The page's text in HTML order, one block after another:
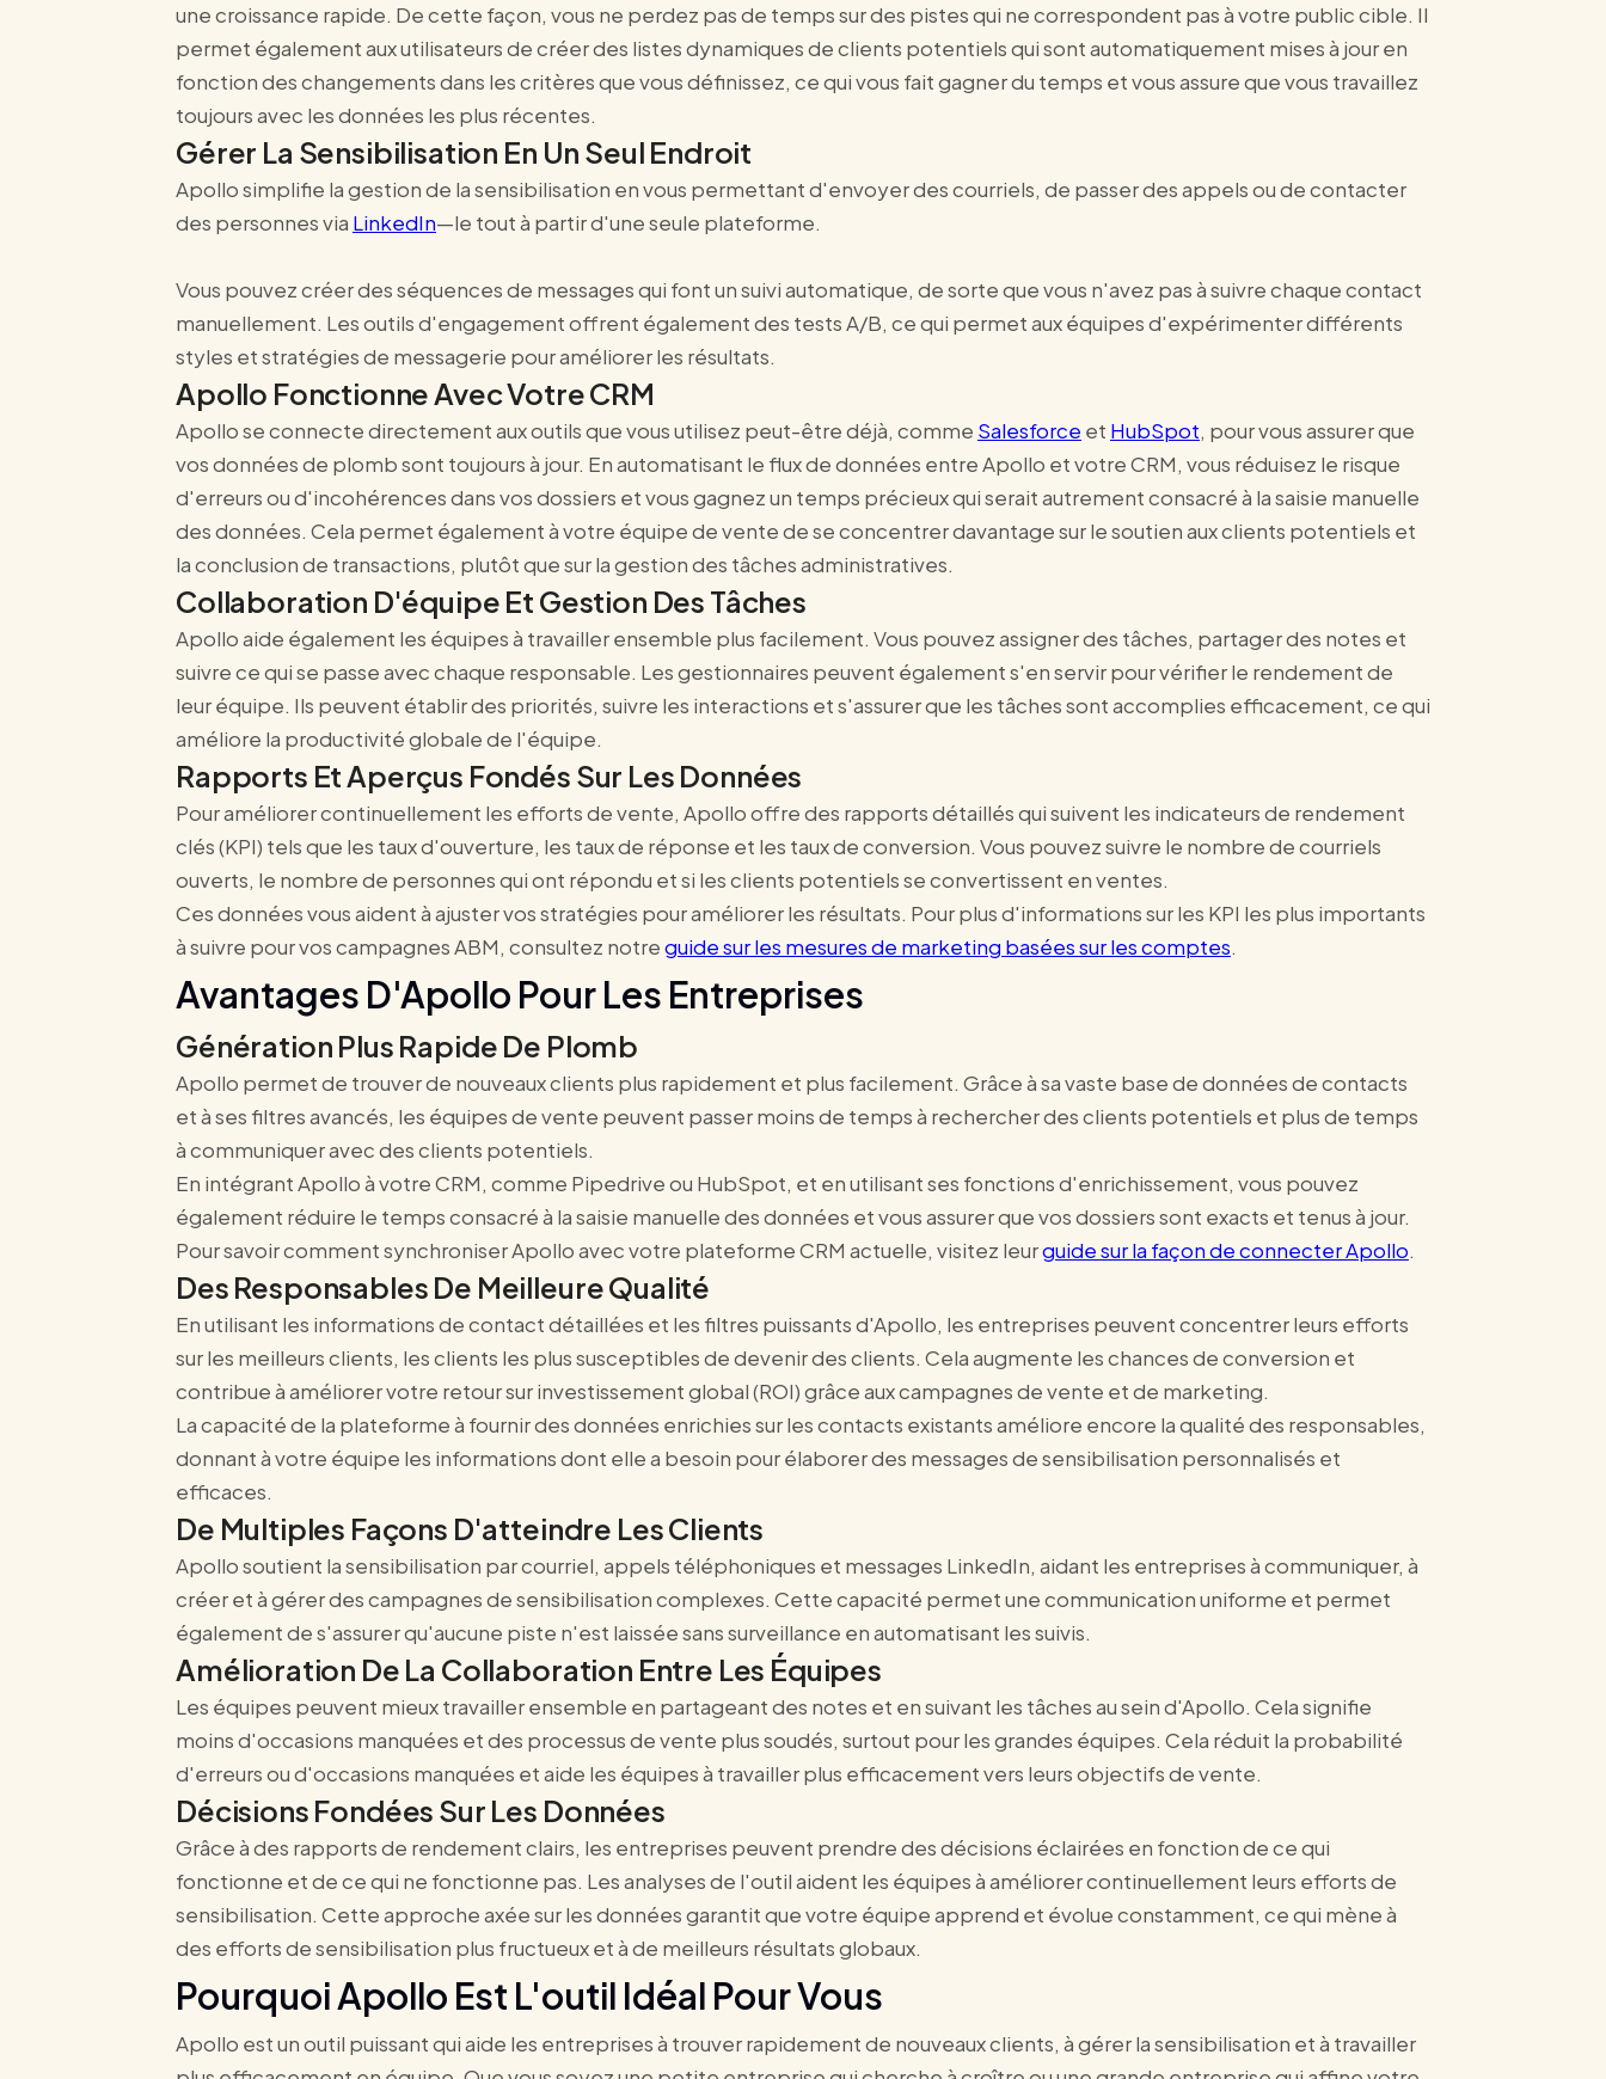
une croissance rapide. De cette façon, vous ne perdez pas de temps sur des pistes qui ne correspondent pas à votre public cible. Il
permet également aux utilisateurs de créer des listes dynamiques de clients potentiels qui sont automatiquement mises à jour en
fonction des changements dans les critères que vous définissez, ce qui vous fait gagner du temps et vous assure que vous travaillez
toujours avec les données les plus récentes.
Gérer La Sensibilisation En Un Seul Endroit
Apollo simplifie la gestion de la sensibilisation en vous permettant d'envoyer des courriels, de passer des appels ou de contacter
des personnes via LinkedIn—le tout à partir d'une seule plateforme.
Vous pouvez créer des séquences de messages qui font un suivi automatique, de sorte que vous n'avez pas à suivre chaque contact
manuellement. Les outils d'engagement offrent également des tests A/B, ce qui permet aux équipes d'expérimenter différents
styles et stratégies de messagerie pour améliorer les résultats.
Apollo Fonctionne Avec Votre CRM
Apollo se connecte directement aux outils que vous utilisez peut-être déjà, comme Salesforce et HubSpot, pour vous assurer que
vos données de plomb sont toujours à jour. En automatisant le flux de données entre Apollo et votre CRM, vous réduisez le risque
d'erreurs ou d'incohérences dans vos dossiers et vous gagnez un temps précieux qui serait autrement consacré à la saisie manuelle
des données. Cela permet également à votre équipe de vente de se concentrer davantage sur le soutien aux clients potentiels et
la conclusion de transactions, plutôt que sur la gestion des tâches administratives.
Collaboration D'équipe Et Gestion Des Tâches
Apollo aide également les équipes à travailler ensemble plus facilement. Vous pouvez assigner des tâches, partager des notes et
suivre ce qui se passe avec chaque responsable. Les gestionnaires peuvent également s'en servir pour vérifier le rendement de
leur équipe. Ils peuvent établir des priorités, suivre les interactions et s'assurer que les tâches sont accomplies efficacement, ce qui
améliore la productivité globale de l'équipe.
Rapports Et Aperçus Fondés Sur Les Données
Pour améliorer continuellement les efforts de vente, Apollo offre des rapports détaillés qui suivent les indicateurs de rendement
clés (KPI) tels que les taux d'ouverture, les taux de réponse et les taux de conversion. Vous pouvez suivre le nombre de courriels
ouverts, le nombre de personnes qui ont répondu et si les clients potentiels se convertissent en ventes.
Ces données vous aident à ajuster vos stratégies pour améliorer les résultats. Pour plus d'informations sur les KPI les plus importants
à suivre pour vos campagnes ABM, consultez notreguide sur les mesures de marketing basées sur les comptes.
Avantages D'Apollo Pour Les Entreprises
Génération Plus Rapide De Plomb
Apollo permet de trouver de nouveaux clients plus rapidement et plus facilement. Grâce à sa vaste base de données de contacts
et à ses filtres avancés, les équipes de vente peuvent passer moins de temps à rechercher des clients potentiels et plus de temps
à communiquer avec des clients potentiels.
En intégrant Apollo à votre CRM, comme Pipedrive ou HubSpot, et en utilisant ses fonctions d'enrichissement, vous pouvez
également réduire le temps consacré à la saisie manuelle des données et vous assurer que vos dossiers sont exacts et tenus à jour.
Pour savoir comment synchroniser Apollo avec votre plateforme CRM actuelle, visitez leurguide sur la façon de connecter Apollo.
Des Responsables De Meilleure Qualité
En utilisant les informations de contact détaillées et les filtres puissants d'Apollo, les entreprises peuvent concentrer leurs efforts
sur les meilleurs clients, les clients les plus susceptibles de devenir des clients. Cela augmente les chances de conversion et
contribue à améliorer votre retour sur investissement global (ROI) grâce aux campagnes de vente et de marketing.
La capacité de la plateforme à fournir des données enrichies sur les contacts existants améliore encore la qualité des responsables,
donnant à votre équipe les informations dont elle a besoin pour élaborer des messages de sensibilisation personnalisés et
efficaces.
De Multiples Façons D'atteindre Les Clients
Apollo soutient la sensibilisation par courriel, appels téléphoniques et messages LinkedIn, aidant les entreprises à communiquer, à
créer et à gérer des campagnes de sensibilisation complexes. Cette capacité permet une communication uniforme et permet
également de s'assurer qu'aucune piste n'est laissée sans surveillance en automatisant les suivis.
Amélioration De La Collaboration Entre Les Équipes
Les équipes peuvent mieux travailler ensemble en partageant des notes et en suivant les tâches au sein d'Apollo. Cela signifie
moins d'occasions manquées et des processus de vente plus soudés, surtout pour les grandes équipes. Cela réduit la probabilité
d'erreurs ou d'occasions manquées et aide les équipes à travailler plus efficacement vers leurs objectifs de vente.
Décisions Fondées Sur Les Données
Grâce à des rapports de rendement clairs, les entreprises peuvent prendre des décisions éclairées en fonction de ce qui
fonctionne et de ce qui ne fonctionne pas. Les analyses de l'outil aident les équipes à améliorer continuellement leurs efforts de
sensibilisation. Cette approche axée sur les données garantit que votre équipe apprend et évolue constamment, ce qui mène à
des efforts de sensibilisation plus fructueux et à de meilleurs résultats globaux.
Pourquoi Apollo Est L'outil Idéal Pour Vous
Apollo est un outil puissant qui aide les entreprises à trouver rapidement de nouveaux clients, à gérer la sensibilisation et à travailler